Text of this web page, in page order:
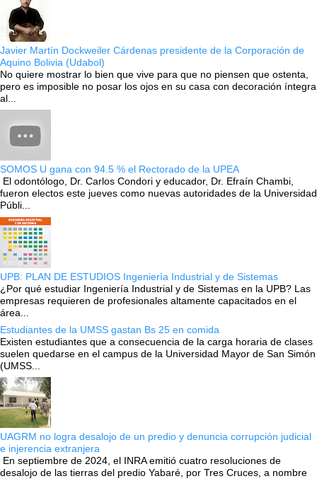
Javier Martín Dockweiler Cárdenas presidente de la Corporación de
Aquino Bolivia (Udabol)
No quiere mostrar lo bien que vive para que no piensen que ostenta,
pero es imposible no posar los ojos en su casa con decoración íntegra
al...
SOMOS U gana con 94.5 % el Rectorado de la UPEA
El odontólogo, Dr. Carlos Condori y educador, Dr. Efraín Chambi,
fueron electos este jueves como nuevas autoridades de la Universidad
Públi...
UPB: PLAN DE ESTUDIOS Ingeniería Industrial y de Sistemas
¿Por qué estudiar Ingeniería Industrial y de Sistemas en la UPB? Las
empresas requieren de profesionales altamente capacitados en el
área...
Estudiantes de la UMSS gastan Bs 25 en comida
Existen estudiantes que a consecuencia de la carga horaria de clases
suelen quedarse en el campus de la Universidad Mayor de San Simón
(UMSS...
UAGRM no logra desalojo de un predio y denuncia corrupción judicial
e injerencia extranjera
En septiembre de 2024, el INRA emitió cuatro resoluciones de
desalojo de las tierras del predio Yabaré, por Tres Cruces, a nombre